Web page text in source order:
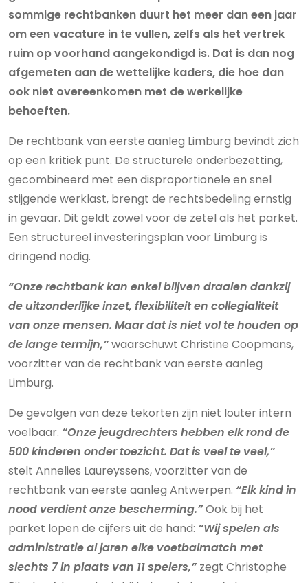
sommige rechtbanken duurt het meer dan een jaar
om een vacature in te vullen, zelfs als het vertrek
ruim op voorhand aangekondigd is. Dat is dan nog
afgemeten aan de wettelijke kaders, die hoe dan
ook niet overeenkomen met de werkelijke
behoeften.
De rechtbank van eerste aanleg Limburg bevindt zich
op een kritiek punt. De structurele onderbezetting,
gecombineerd met een disproportionele en snel
stijgende werklast, brengt de rechtsbedeling ernstig
in gevaar. Dit geldt zowel voor de zetel als het parket.
Een structureel investeringsplan voor Limburg is
dringend nodig.
“Onze rechtbank kan enkel blijven draaien dankzij
de uitzonderlijke inzet, flexibiliteit en collegialiteit
van onze mensen. Maar dat is niet vol te houden op
de lange termijn,”waarschuwt Christine Coopmans,
voorzitter van de rechtbank van eerste aanleg
Limburg.
De gevolgen van deze tekorten zijn niet louter intern
voelbaar. “Onze jeugdrechters hebben elk rond de
500 kinderen onder toezicht. Dat is veel te veel,”
stelt Annelies Laureyssens, voorzitter van de
rechtbank van eerste aanleg Antwerpen. “Elk kind in
nood verdient onze bescherming.”Ook bij het
parket lopen de cijfers uit de hand: “Wij spelen als
administratie al jaren elke voetbalmatch met
slechts 7 in plaats van 11 spelers,”zegt Christophe